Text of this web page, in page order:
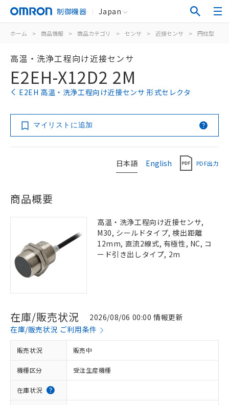
制御機器 Japan
ホーム > 商品情報 > 商品カテゴリ > センサ > 近接センサ > 円柱型
高温・洗浄工程向け近接センサ
E2EH-X12D2 2M
E2EH 高温・洗浄工程向け近接センサ 形式セレクタ
マイリストに追加
日本語 English PDF出力
商品概要
高温・洗浄工程向け近接センサ,
M30, シールドタイプ, 検出距離
12mm, 直流2線式, 有極性, NC, コ
ード引き出しタイプ, 2m
在庫/販売状況
2026/08/06 00:00 情報更新
在庫/販売状況 ご利用条件
販売状況 販売中
機種区分 受注生産機種
在庫状況